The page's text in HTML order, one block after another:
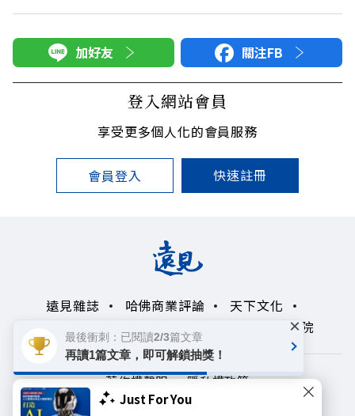
Just For You
加好友 關注FB
登入網站會員
享受更多個人化的會員服務
會員登入 快速註冊
遠見雜誌 哈佛商業評論
天下文化
未來親子學習平台
50+ 領導影響力學院
著作權聲明
隱私權政策
最後衝刺：已閱讀2/3篇文章
再讀1篇文章，即可解鎖抽獎！
×